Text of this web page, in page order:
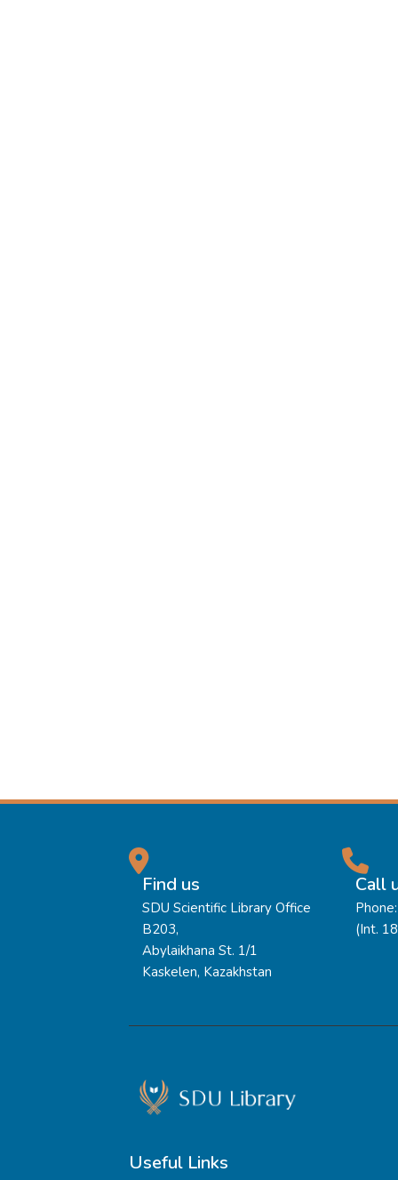
Find us
SDU Scientific Library Office
B203,
Abylaikhana St. 1/1
Kaskelen, Kazakhstan
Call
(Int.
Useful Links